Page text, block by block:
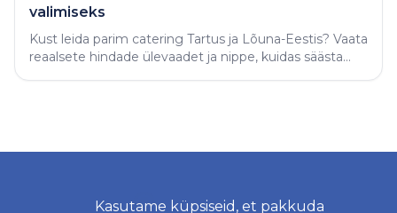
Kasutame küpsiseid, et pakkuda
valimiseks
Kust leida parim catering Tartus ja Lõuna-Eestis? Vaata
reaalsete hindade ülevaadet ja nippe, kuidas säästa